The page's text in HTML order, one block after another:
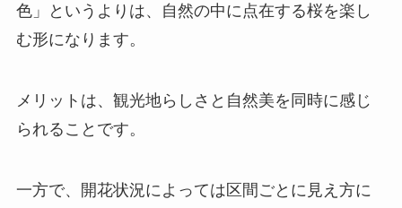
色」というよりは、自然の中に点在する桜を楽し
む形になります。
メリットは、観光地らしさと自然美を同時に感じ
られることです。
一方で、開花状況によっては区間ごとに見え方に